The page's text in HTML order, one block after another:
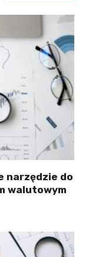
narzędzie do
walutowym